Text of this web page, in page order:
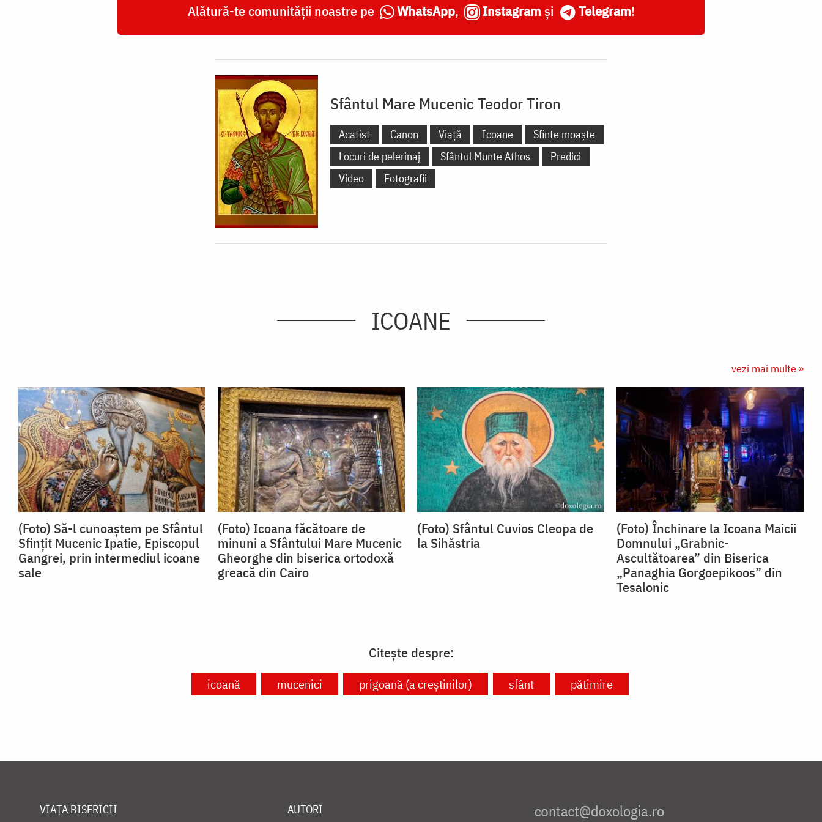
Alătură-te comunității noastre pe WhatsApp, Instagram și Telegram!
Sfântul Mare Mucenic Teodor Tiron
Acatist Canon Viață Icoane
Sfinte moaște
Locuri de pelerinaj
Sfântul Munte Athos
Predici
Video
Fotografii
ICOANE
vezi mai multe »
(Foto) Să-l cunoaștem pe Sfântul
Sfințit Mucenic Ipatie, Episcopul
Gangrei, prin intermediul icoane
sale
(Foto) Icoana făcătoare de
minuni a Sfântului Mare Mucenic
Gheorghe din biserica ortodoxă
greacă din Cairo
(Foto) Sfântul Cuvios Cleopa de
la Sihăstria
(Foto) Închinare la Icoana Maicii
Domnului „Grabnic-
Ascultătoarea” din Biserica
„Panaghia Gorgoepikoos” din
Tesalonic
Citește despre:
icoană mucenici prigoană (a creștinilor) sfânt pătimire
VIAȚA BISERICII AUTORI